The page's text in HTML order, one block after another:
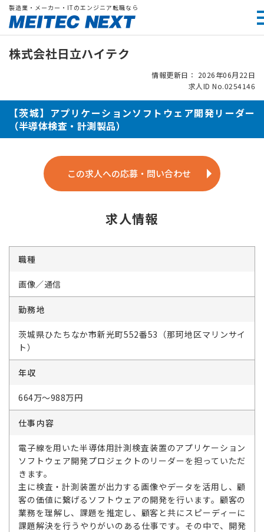
製造業・メーカー・ITのエンジニア転職なら
株式会社日立ハイテク
情報更新日： 2026年06月22日
求人ID No.0254146
【茨城】アプリケーションソフトウェア開発リーダー
（半導体検査・計測製品）
この求人への応募・問い合わせ
求人情報
職種
画像／通信
勤務地
茨城県ひたちなか市新光町552番53（那珂地区マリンサイ
ト）
年収
664万～988万円
仕事内容
電子線を用いた半導体用計測検査装置のアプリケーション
ソフトウェア開発プロジェクトのリーダーを担っていただ
きます。
主に検査・計測装置が出力する画像やデータを活用し、顧
客の価値に繋げるソフトウェアの開発を行います。顧客の
業務を理解し、課題を推定し、顧客と共にスピーディーに
課題解決を行うやりがいのある仕事です。その中で、開発